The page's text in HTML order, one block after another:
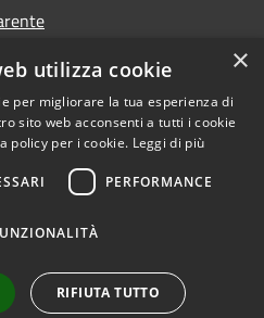
Copyright © 2026 • Comune di
byMunicipium
Accesso
×
utilizza cookie
per migliorare la tua esperienza di
sito web acconsenti a tutti i cookie
policy per i cookie. Leggi di più
PERFORMANCE
RIFIUTA TUTTO